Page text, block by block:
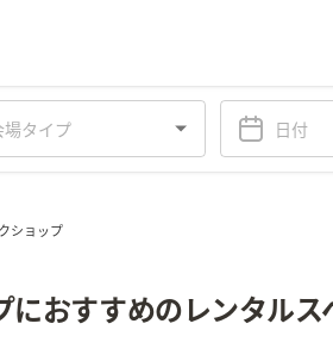
場タイプ
ショップ
おすすめのレンタル